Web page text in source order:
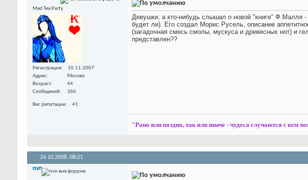
Mad Tea Party
Регистрация
10.11.2007
Адрес
Москва
Возраст
44
Сообщений
360
Вес репутации 41
Девушки, а кто-нибудь слышал о новой "книге" Ф.Малля
будет ли). Его создал Морис Русель, описание
(загадочная смесь смолы, мускуса и древесных нот) и
представлен??
"Рано или поздно, так или иначе - чудеса случаются с кем
24.10.2008, 08:21
nvn